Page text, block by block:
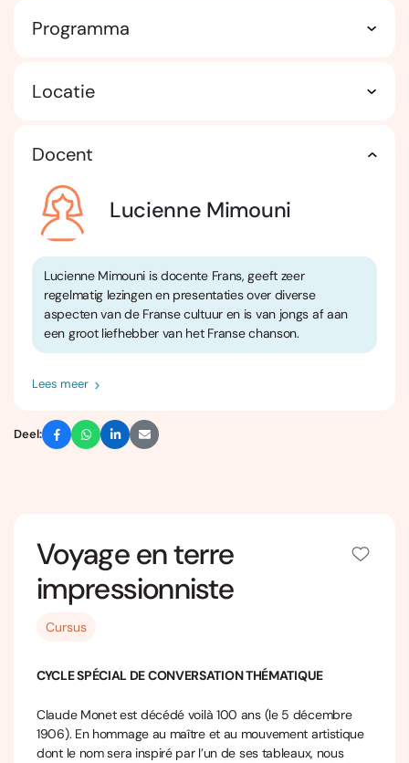
Voyage en terre
impressionniste
Cursus
CYCLE SPÉCIAL DE CONVERSATION THÉMATIQUE
Claude Monet est décédé voilà 100 ans (le 5 décembre
1906). En hommage au maître et au mouvement artistique
dont le nom sera inspiré par l’un de ses tableaux, nous
Programma
Locatie
Docent
Lucienne Mimouni
Lucienne Mimouni is docente Frans, geeft zeer
regelmatig lezingen en presentaties over diverse
aspecten van de Franse cultuur en is van jongs af aan
een groot liefhebber van het Franse chanson.
Lees meer
Deel: